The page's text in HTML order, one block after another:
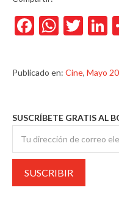
Facebook
Publicado en: Cine, Mayo
SUSCRÍBETE GRATIS AL